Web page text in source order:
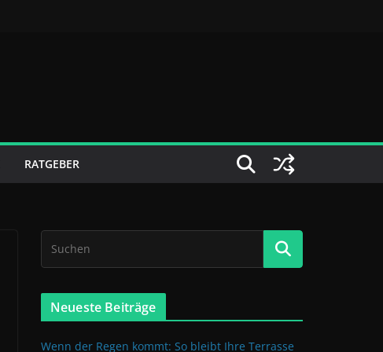
RATGEBER
Neueste Beiträge
Wenn der Regen kommt: So bleibt Ihre Terrasse